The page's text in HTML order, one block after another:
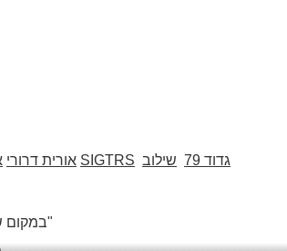
גדוד 79 שילוב SIGTRS אורית דרורי
"במקום